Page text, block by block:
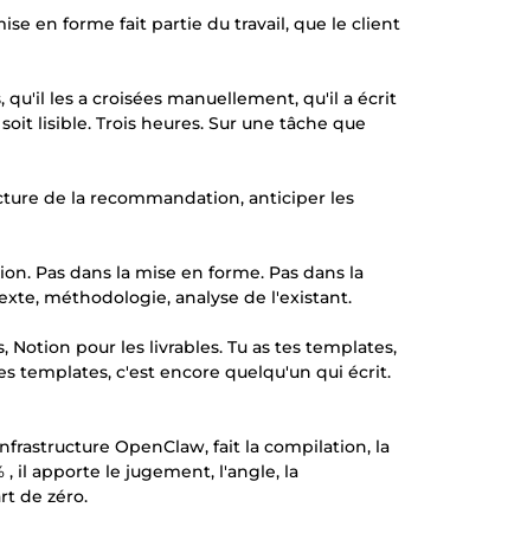
en forme fait partie du travail, que le client
les a croisées manuellement, qu'il a écrit
lisible. Trois heures. Sur une tâche que
de la recommandation, anticiper les
Pas dans la mise en forme. Pas dans la
méthodologie, analyse de l'existant.
pour les livrables. Tu as tes templates,
templates, c'est encore quelqu'un qui écrit.
OpenClaw, fait la compilation, la
, il apporte le jugement, l'angle, la
de zéro.